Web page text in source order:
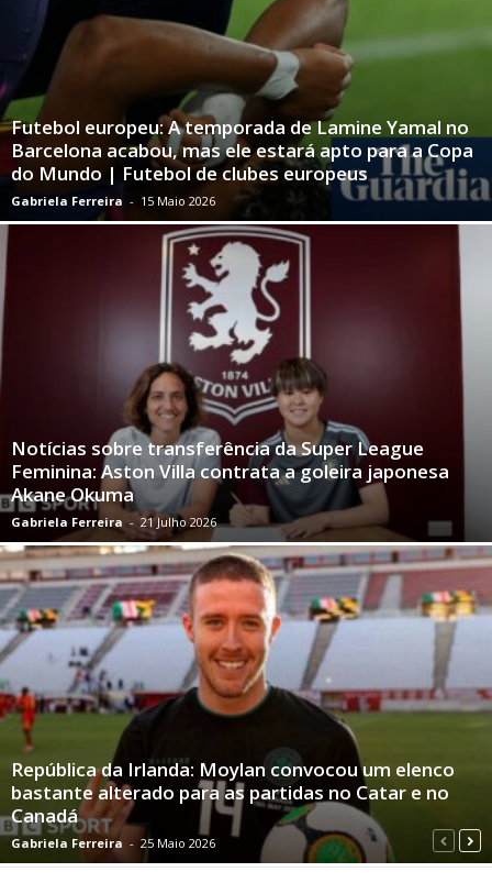
Futebol europeu: A temporada de Lamine Yamal no
Barcelona acabou, mas ele estará apto para a Copa
do Mundo | Futebol de clubes europeus
Gabriela Ferreira - 15 Maio 2026
Notícias sobre transferência da Super League
Feminina: Aston Villa contrata a goleira japonesa
Akane Okuma
Gabriela Ferreira - 21 Julho 2026
República da Irlanda: Moylan convocou um elenco
bastante alterado para as partidas no Catar e no
Canadá
Gabriela Ferreira - 25 Maio 2026